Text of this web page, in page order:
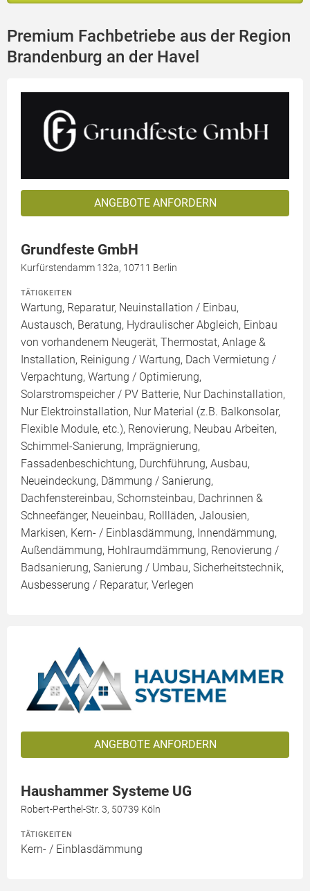
Premium Fachbetriebe aus der Region
Brandenburg an der Havel
ANGEBOTE ANFORDERN
Grundfeste GmbH
Kurfürstendamm 132a, 10711 Berlin
TÄTIGKEITEN
Wartung, Reparatur, Neuinstallation / Einbau,
Austausch, Beratung, Hydraulischer Abgleich, Einbau
von vorhandenem Neugerät, Thermostat, Anlage &
Installation, Reinigung / Wartung, Dach Vermietung /
Verpachtung, Wartung / Optimierung,
Solarstromspeicher / PV Batterie, Nur Dachinstallation,
Nur Elektroinstallation, Nur Material (z.B. Balkonsolar,
Flexible Module, etc.), Renovierung, Neubau Arbeiten,
Schimmel-Sanierung, Imprägnierung,
Fassadenbeschichtung, Durchführung, Ausbau,
Neueindeckung, Dämmung / Sanierung,
Dachfenstereinbau, Schornsteinbau, Dachrinnen &
Schneefänger, Neueinbau, Rollläden, Jalousien,
Markisen, Kern- / Einblasdämmung, Innendämmung,
Außendämmung, Hohlraumdämmung, Renovierung /
Badsanierung, Sanierung / Umbau, Sicherheitstechnik,
Ausbesserung / Reparatur, Verlegen
ANGEBOTE ANFORDERN
Haushammer Systeme UG
Robert-Perthel-Str. 3, 50739 Köln
TÄTIGKEITEN
Kern- / Einblasdämmung